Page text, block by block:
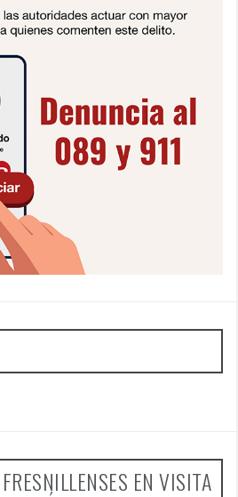
EN VISITA